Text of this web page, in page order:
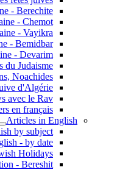
- Berechite
- Chemot
- Vayikra
- Bemidbar
- Devarim
du Judaisme
Noachides
d'Algérie
avec le Rav
en français
Articles in English
by subject
- by date
Holidays
- Bereshit